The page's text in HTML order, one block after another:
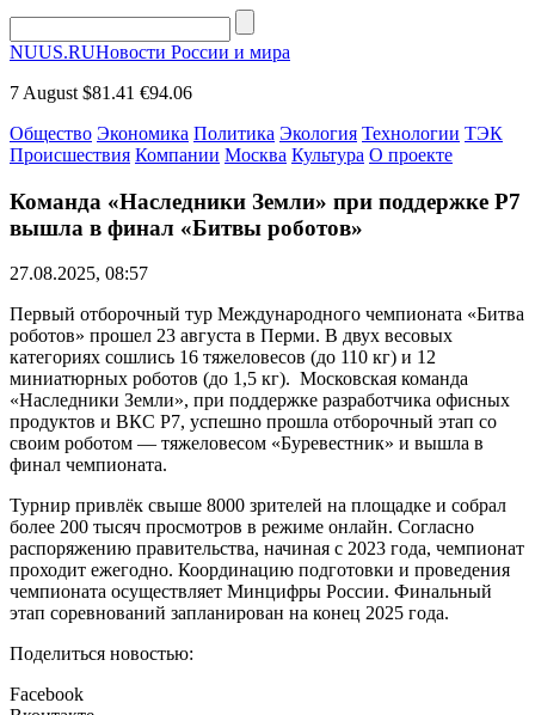
NUUS.RUНовости России и мира
7 August $81.41 €94.06
Общество Экономика Политика Экология Технологии ТЭК
Происшествия Компании Москва Культура О проекте
Команда «Наследники Земли» при поддержке Р7
вышла в финал «Битвы роботов»
27.08.2025, 08:57
Первый отборочный тур Международного чемпионата «Битва
роботов» прошел 23 августа в Перми. В двух весовых
категориях сошлись 16 тяжеловесов (до 110 кг) и 12
миниатюрных роботов (до 1,5 кг). Московская команда
«Наследники Земли», при поддержке разработчика офисных
продуктов и ВКС Р7, успешно прошла отборочный этап со
своим роботом — тяжеловесом «Буревестник» и вышла в
финал чемпионата.
Турнир привлёк свыше 8000 зрителей на площадке и собрал
более 200 тысяч просмотров в режиме онлайн. Согласно
распоряжению правительства, начиная с 2023 года, чемпионат
проходит ежегодно. Координацию подготовки и проведения
чемпионата осуществляет Минцифры России. Финальный
этап соревнований запланирован на конец 2025 года.
Поделиться новостью:
Facebook